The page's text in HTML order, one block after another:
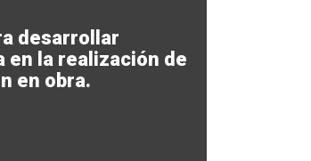
desarrollar
en la realización de
en obra.